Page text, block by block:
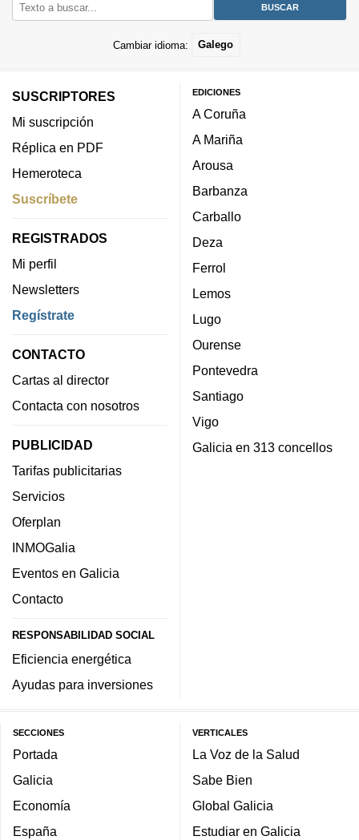
Cambiar idioma: Galego
SUSCRIPTORES
Mi suscripción
Réplica en PDF
Hemeroteca
Suscríbete
REGISTRADOS
Mi perfil
Newsletters
Regístrate
CONTACTO
Cartas al director
Contacta con nosotros
PUBLICIDAD
Tarifas publicitarias
Servicios
Oferplan
INMOGalia
Eventos en Galicia
Contacto
RESPONSABILIDAD SOCIAL
Eficiencia energética
Ayudas para inversiones
EDICIONES
A Coruña
A Mariña
Arousa
Barbanza
Carballo
Deza
Ferrol
Lemos
Lugo
Ourense
Pontevedra
Santiago
Vigo
Galicia en 313 concellos
SECCIONES
Portada
Galicia
Economía
España
VERTICALES
La Voz de la Salud
Sabe Bien
Global Galicia
Estudiar en Galicia